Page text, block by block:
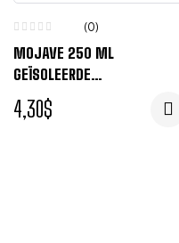
(0)
MOJAVE 250 ML
GEÏSOLEERDE
THERMOSBEKER – ZILVER
4,30$